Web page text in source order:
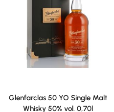
Glenfarclas 50 YO Single Malt
Whisky 50% vol. 0,70l